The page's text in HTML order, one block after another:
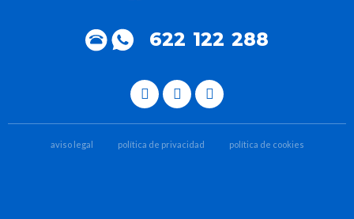
622 122 288
aviso legal política de privacidad política de cookies